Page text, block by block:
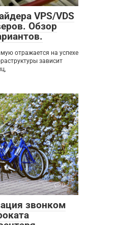
VPS/VDS
Обзор
отражается на успехе
зависит
0
звонком